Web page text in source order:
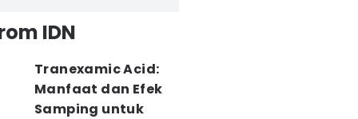
IDN
Tranexamic Acid:
Manfaat dan Efek
Samping untuk